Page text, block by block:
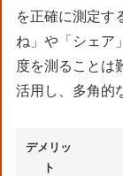
を正確に測定す
ね」や「シェア
度を測ることは
活用し、多角的
デメリッ
ト